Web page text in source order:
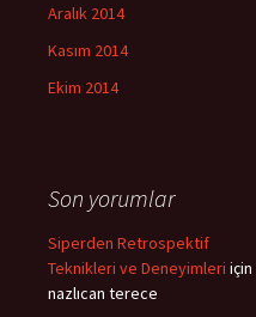
Aralık 2014
Kasım 2014
Ekim 2014
Son yorumlar
Siperden Retrospektif
Teknikleri ve Deneyimleri için
nazlıcan terece